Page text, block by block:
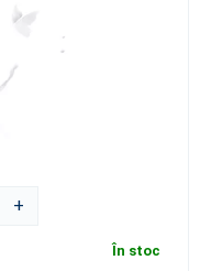
+
În stoc